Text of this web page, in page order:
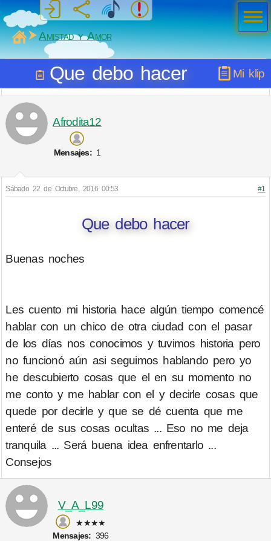
MiSabueso
Amistad y Amor
Mi klip
Que debo hacer
Afrodita12
Mensajes:1
Sábado 22 de Octubre, 2016 00:53 #1
Que debo hacer
Buenas noches
Les cuento mi historia hace algún tiempo comencé
hablar con un chico de otra ciudad con el pasar
de los días nos conocimos y tuvimos historia pero
no funcionó aún asi seguimos hablando pero yo
he descubierto cosas que el en su momento no
me conto y me hablar con el y decirle cosas que
quede por decirle y que se dé cuenta que me
enteré de sus cosas ocultas ... Eso no me deja
tranquila ... Será buena idea enfrentarlo ...
Consejos
V_A_L99
★★★★
Mensajes: 396
Men
ú